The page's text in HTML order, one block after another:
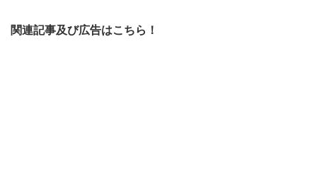
関連記事及び広告はこちら！